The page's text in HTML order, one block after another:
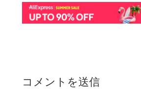
コメントを送信